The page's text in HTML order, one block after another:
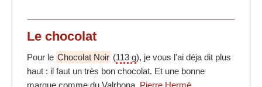
Le chocolat
Pour le Chocolat Noir (113 g), je vous l'ai déja dit plus
haut : il faut un très bon chocolat. Et une bonne
marque comme du Valrhona. Pierre Hermé